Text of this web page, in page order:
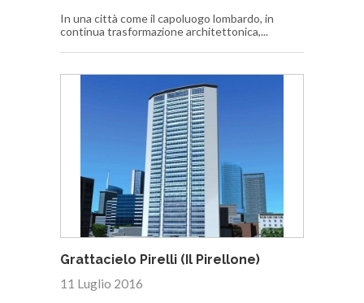
In una città come il capoluogo lombardo, in
continua trasformazione architettonica,...
Grattacielo Pirelli (Il Pirellone)
11 Luglio 2016